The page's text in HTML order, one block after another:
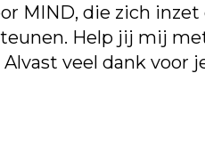
MIND, die zich inzet
Help jij mij
veel dank voor